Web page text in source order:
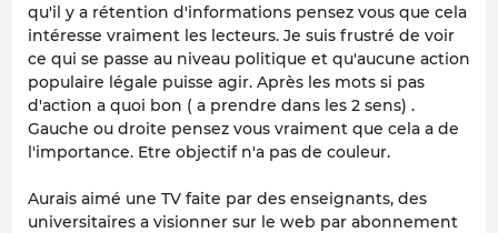
qu'il y a rétention d'informations pensez vous que cela
intéresse vraiment les lecteurs. Je suis frustré de voir
ce qui se passe au niveau politique et qu'aucune action
populaire légale puisse agir. Après les mots si pas
d'action a quoi bon ( a prendre dans les 2 sens) .
Gauche ou droite pensez vous vraiment que cela a de
l'importance. Etre objectif n'a pas de couleur.
Aurais aimé une TV faite par des enseignants, des
universitaires a visionner sur le web par abonnement